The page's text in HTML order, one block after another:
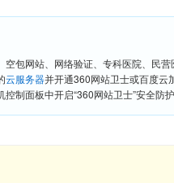
包网站、网络验证、专科医院、民
云服务器并开通360网站卫士或百度云
制面板中开启“360网站卫士”安全防护